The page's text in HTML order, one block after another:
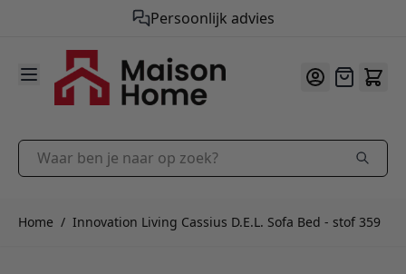
Persoonlijk advies
Gratis verzending vanaf €50,-
9.9/10
Ga naar de inhoud
Offerte
Waar ben je naar op zoek?
Home / Innovation Living Cassius D.E.L. Sofa Bed - stof 359